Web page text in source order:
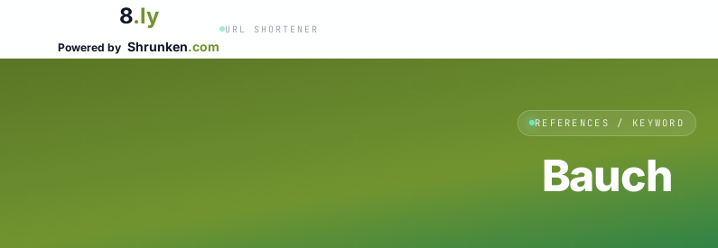
8.ly
Powered by Shrunken.com
URL SHORTENER
REFERENCES / KEYWORD
Bauch